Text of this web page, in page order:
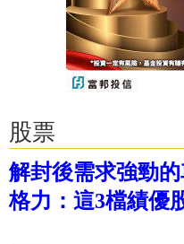
股票
解封後需求強勁
格力：這3檔績優